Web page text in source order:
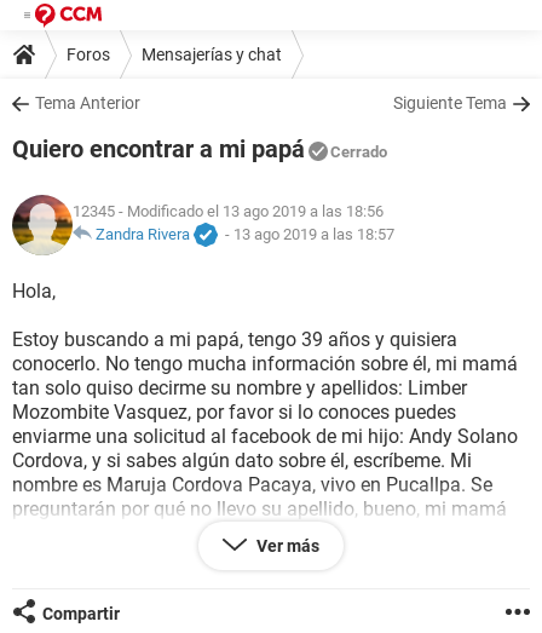
Foros Mensajerías y chat
Tema Anterior Siguiente Tema
Quiero encontrar a mi papá Cerrado
12345 - Modificado el 13 ago 2019 a las 18:56
Zandra Rivera
- 13 ago 2019 a las 18:57
Hola,
Estoy buscando a mi papá, tengo 39 años y quisiera
conocerlo. No tengo mucha información sobre él, mi mamá
tan solo quiso decirme su nombre y apellidos: Limber
Mozombite Vasquez, por favor si lo conoces puedes
enviarme una solicitud al facebook de mi hijo: Andy Solano
Cordova, y si sabes algún dato sobre él, escríbeme. Mi
nombre es Maruja Cordova Pacaya, vivo en Pucallpa. Se
preguntarán por qué no llevo su apellido, bueno, mi mamá
no quiso reconocer que él era mi papá y me puso el apellido
Gracias
Ver más
Compartir